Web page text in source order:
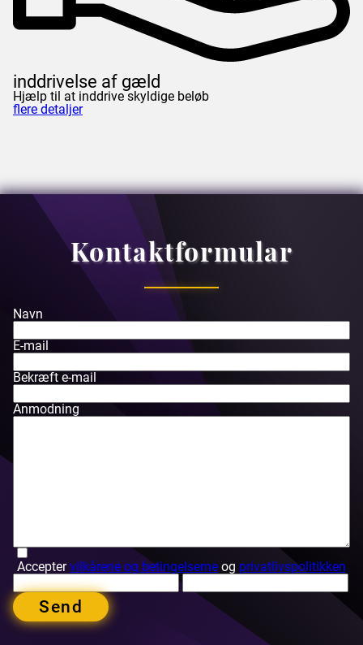
inddrivelse af gæld
Hjælp til at inddrive skyldige beløb
flere detaljer
Kontaktformular
Navn
E-mail
Bekræft e-mail
Anmodning
Acceptervilkårene og betingelserne og privatlivspolitikken
Send